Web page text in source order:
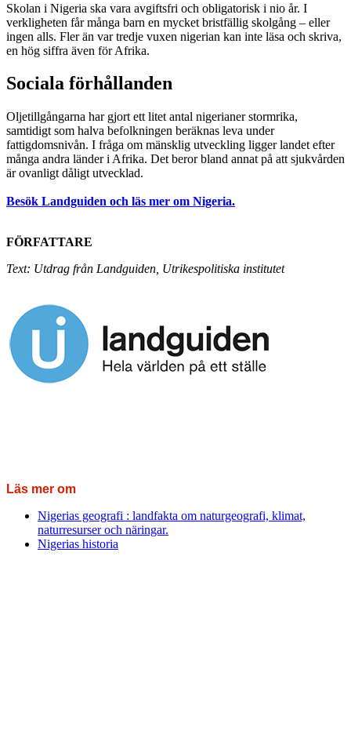
Skolan i Nigeria ska vara avgiftsfri och obligatorisk i nio år. I
verkligheten får många barn en mycket bristfällig skolgång – eller
ingen alls. Fler än var tredje vuxen nigerian kan inte läsa och skriva,
en hög siffra även för Afrika.
Sociala förhållanden
Oljetillgångarna har gjort ett litet antal nigerianer stormrika,
samtidigt som halva befolkningen beräknas leva under
fattigdomsnivån. I fråga om mänsklig utveckling ligger landet efter
många andra länder i Afrika. Det beror bland annat på att sjukvården
är ovanligt dåligt utvecklad.
Besök Landguiden och läs mer om Nigeria.
FÖRFATTARE
Text: Utdrag från Landguiden, Utrikespolitiska institutet
Läs mer om
Nigerias geografi : landfakta om naturgeografi, klimat,
naturresurser och näringar.
Nigerias historia